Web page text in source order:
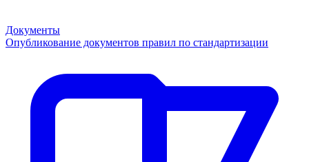
Документы
Опубликование документов правил по стандартизации